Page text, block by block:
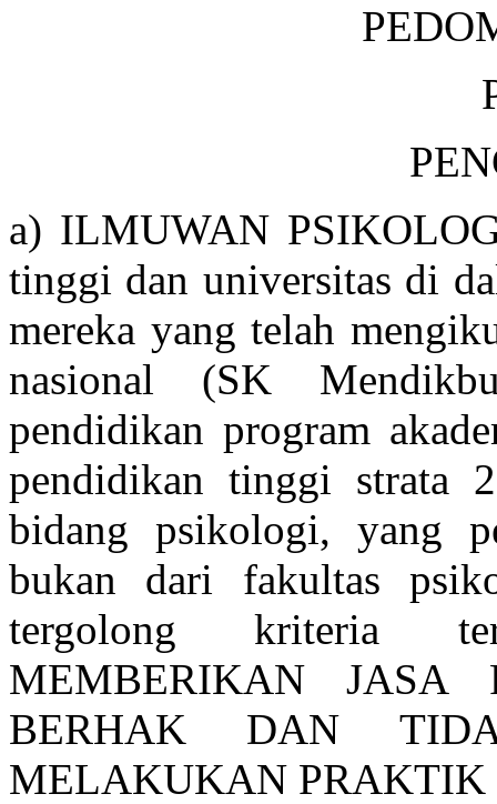
a) ILMUWAN
tinggi dan universitas di
mereka yang telah
nasional (SK
pendidikan program
pendidikan tinggi strata
bidang psikologi, yang
bukan dari fakultas
tergolong kriteria
MEMBERIKAN JASA
BERHAK DAN
MELAKUKAN PRAKTIK